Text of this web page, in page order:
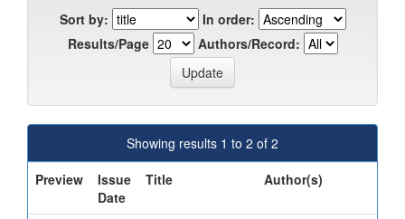
Sort by:
In order:
Results/Page
Authors/Record:
Showing results 1 to 2 of 2
Preview
Issue
Date
Title Author(s)